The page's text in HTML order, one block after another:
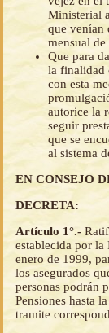
Ministerial
que venían
mensual de
Que para
la finalidad
con esta
autorice la
seguir
que se
al sistema
EN CONSEJO
DECRETA:
Artículo 1°.-
establecida por la
enero de 1999,
los asegurados
personas podrán
Pensiones hasta
tramite